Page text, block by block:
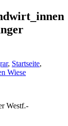
, Startseite,
Wiese
Westf.-